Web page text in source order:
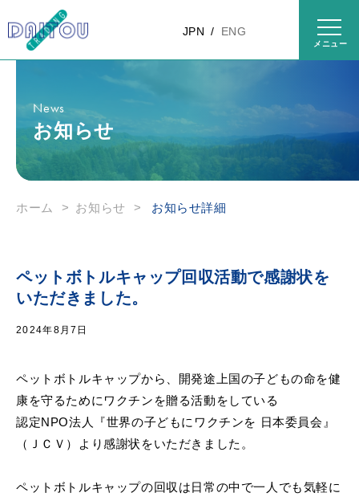
ンツに
進む
JPN ENG
News
お知らせ
ホーム > お知らせ > お知らせ詳細
ペットボトルキャップ回収活動で感謝状を
いただきました。
2024年8月7日
ペットボトルキャップから、開発途上国の子どもの命を健
康を守るためにワクチンを贈る活動をしている
認定NPO法人『世界の子どもにワクチンを 日本委員会』
（ＪＣＶ）より感謝状をいただきました。
ペットボトルキャップの回収は日常の中で一人でも気軽に